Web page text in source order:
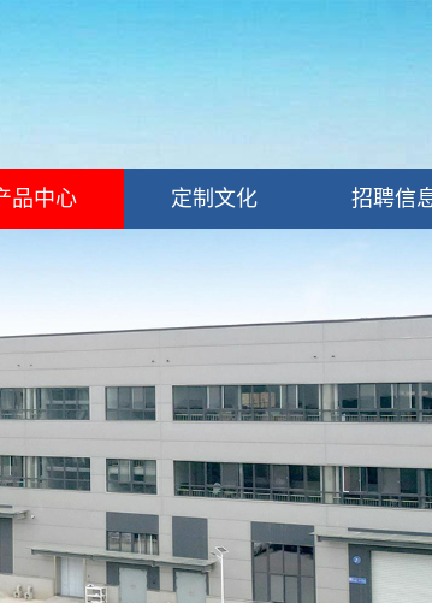
品中心 定制文化 招聘信